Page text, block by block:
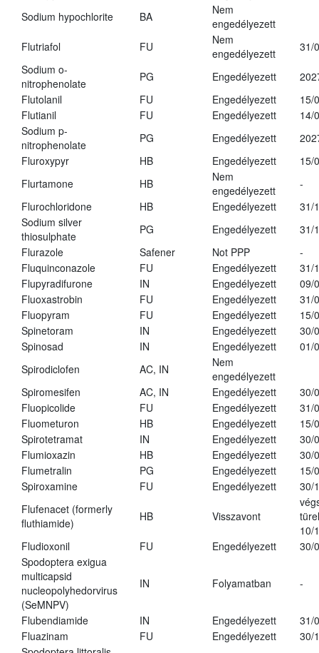
Sodium hypochlorite
BA
Nem
engedélyezett
Flutriafol
FU
Nem
engedélyezett
31/
Sodium o-
nitrophenolate
PG Engedélyezett
Flutolanil
FU Engedélyezett
15/
Flutianil
FU Engedélyezett
14/
Sodium p-
nitrophenolate
PG Engedélyezett
Fluroxypyr
HB Engedélyezett
15/
Flurtamone
HB
Nem
engedélyezett
-
Flurochloridone
HB Engedélyezett
31/
Sodium silver
thiosulphate
PG Engedélyezett
31/
Flurazole
Safener Not PPP
-
Fluquinconazole
FU Engedélyezett
31/
Flupyradifurone
IN Engedélyezett
09/
Fluoxastrobin
FU Engedélyezett
31/
Fluopyram
FU Engedélyezett
15/
Spinetoram
IN Engedélyezett
30/
Spinosad
IN Engedélyezett
01/
Spirodiclofen
AC, IN
Nem
engedélyezett
Spiromesifen
AC, IN Engedélyezett
30/
Fluopicolide
FU Engedélyezett
31/
Fluometuron
HB Engedélyezett
15/
Spirotetramat
IN Engedélyezett
30/
Flumioxazin
HB Engedélyezett
30/
Flumetralin
PG Engedélyezett
15/
Spiroxamine
FU Engedélyezett
30/
Flufenacet (formerly
fluthiamide)
HB Visszavont
10/
Fludioxonil
FU Engedélyezett
30/
Spodoptera exigua
multicapsid
nucleopolyhedorvirus
(SeMNPV)
IN Folyamatban -
Flubendiamide IN Engedélyezett
31/
Fluazinam
FU Engedélyezett
30/